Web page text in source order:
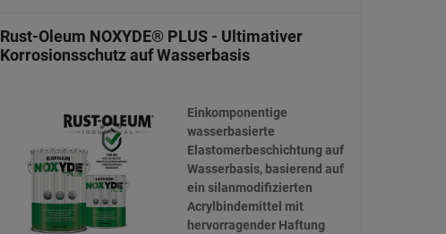
Rust-Oleum NOXYDE® PLUS - Ultimativer
Korrosionsschutz auf Wasserbasis
Einkomponentige
wasserbasierte
Elastomerbeschichtung auf
Wasserbasis, basierend auf
ein silanmodifizierten
Acrylbindemittel mit
hervorragender Haftung